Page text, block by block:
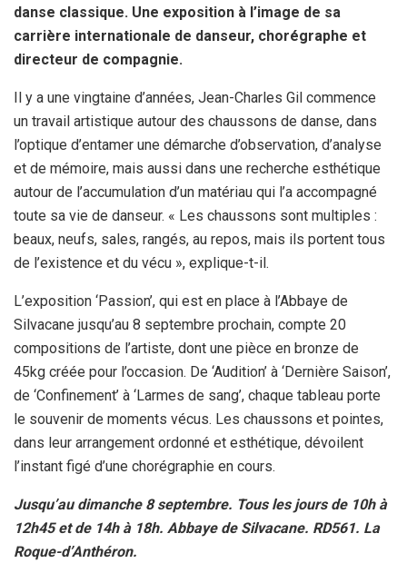
danse classique. Une exposition à l’image de sa
carrière internationale de danseur, chorégraphe et
directeur de compagnie.
Il y a une vingtaine d’années, Jean-Charles Gil commence
un travail artistique autour des chaussons de danse, dans
l’optique d’entamer une démarche d’observation, d’analyse
et de mémoire, mais aussi dans une recherche esthétique
autour de l’accumulation d’un matériau qui l’a accompagné
toute sa vie de danseur. « Les chaussons sont multiples :
beaux, neufs, sales, rangés, au repos, mais ils portent tous
de l’existence et du vécu », explique-t-il.
L’exposition ‘Passion’, qui est en place à l’Abbaye de
Silvacane jusqu’au 8 septembre prochain, compte 20
compositions de l’artiste, dont une pièce en bronze de
45kg créée pour l’occasion. De ‘Audition’ à ‘Dernière Saison’,
de ‘Confinement’ à ‘Larmes de sang’, chaque tableau porte
le souvenir de moments vécus. Les chaussons et pointes,
dans leur arrangement ordonné et esthétique, dévoilent
l’instant figé d’une chorégraphie en cours.
Jusqu’au dimanche 8 septembre. Tous les jours de 10h à
12h45 et de 14h à 18h. Abbaye de Silvacane. RD561. La
Roque-d’Anthéron.